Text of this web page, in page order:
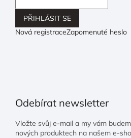
PŘIHLÁSIT SE
Nová registraceZapomenuté heslo
Odebírat newsletter
Vložte svůj e-mail a my vám
nových produktech na našem e-